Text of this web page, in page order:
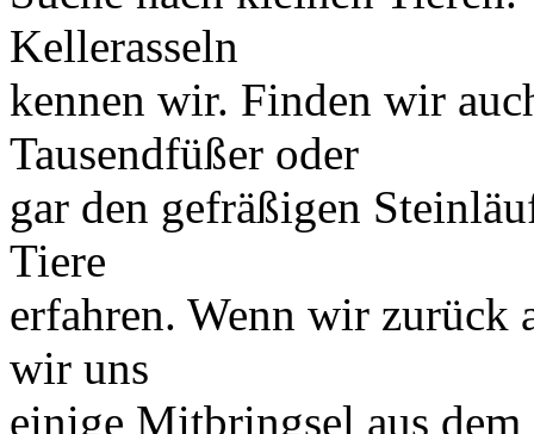
Kellerasseln
kennen wir. Finden wir
Tausendfüßer oder
gar den gefräßigen
Tiere
erfahren. Wenn wir zurück
wir uns
einige Mitbringsel aus